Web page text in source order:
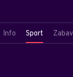
Info Sport